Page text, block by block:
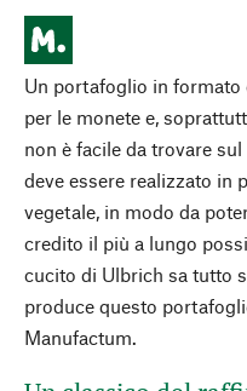
Un portafoglio in
per le monete e,
non è facile da trovare
deve essere realizzato in
vegetale, in modo da
credito il più a lungo
cucito di Ulbrich sa tutto
produce questo
Manufactum.